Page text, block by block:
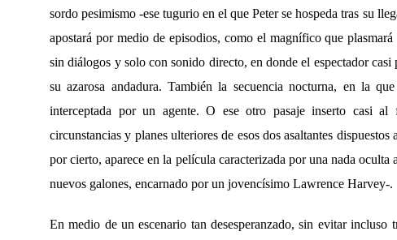
sordo pesimismo -ese tugurio en el que Peter se hospeda tras su
apostará por medio de episodios, como el magnífico que
sin diálogos y solo con sonido directo, en donde el espectador casi
su azarosa andadura. También la secuencia nocturna, en la
interceptada por un agente. O ese otro pasaje inserto casi
circunstancias y planes ulteriores de esos dos asaltantes
por cierto, aparece en la película caracterizada por una nada oculta
nuevos galones, encarnado por un jovencísimo Lawrence Harvey-.
En medio de un escenario tan desesperanzado, sin evitar incluso